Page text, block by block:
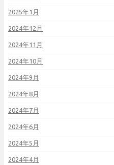
2025年1月
2024年12月
2024年11月
2024年10月
2024年9月
2024年8月
2024年7月
2024年6月
2024年5月
2024年4月